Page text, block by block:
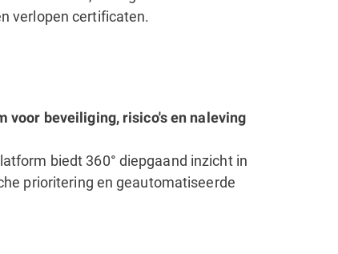
verlopen certificaten.
voor beveiliging, risico's en naleving
biedt 360° diepgaand inzicht in
prioritering en geautomatiseerde